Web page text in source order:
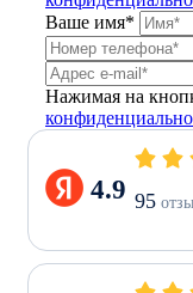
Ваше имя*
Нажимая на
4.9 95